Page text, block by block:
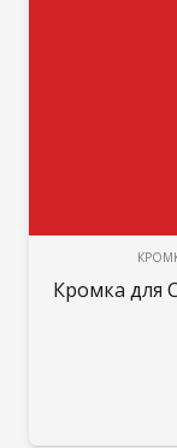
Кромка для